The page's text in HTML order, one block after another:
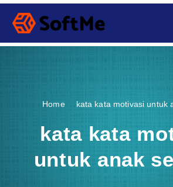
S
p
Home kata kata motivasi untuk
kata kata
untuk anak